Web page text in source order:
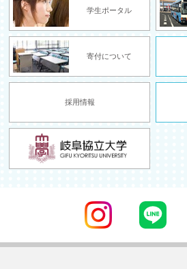
学生ポータル
寄付について
採用情報